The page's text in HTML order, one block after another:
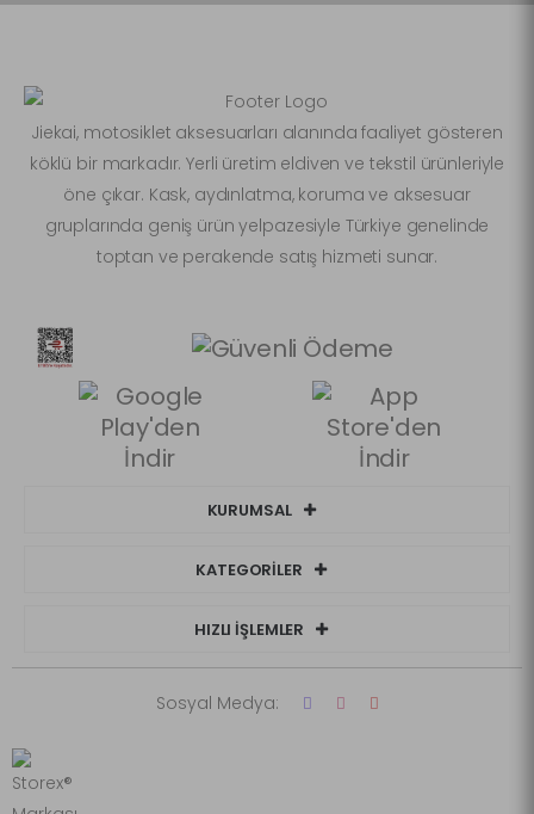
Jiekai, motosiklet aksesuarları alanında faaliyet gösteren
köklü bir markadır. Yerli üretim eldiven ve tekstil ürünleriyle
öne çıkar. Kask, aydınlatma, koruma ve aksesuar
gruplarında geniş ürün yelpazesiyle Türkiye genelinde
toptan ve perakende satış hizmeti sunar.
KURUMSAL
KATEGORİLER
HIZLI İŞLEMLER
Sosyal Medya: